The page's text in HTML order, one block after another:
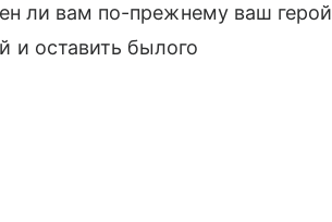
ли вам по-прежнему ваш герой
и оставить былого